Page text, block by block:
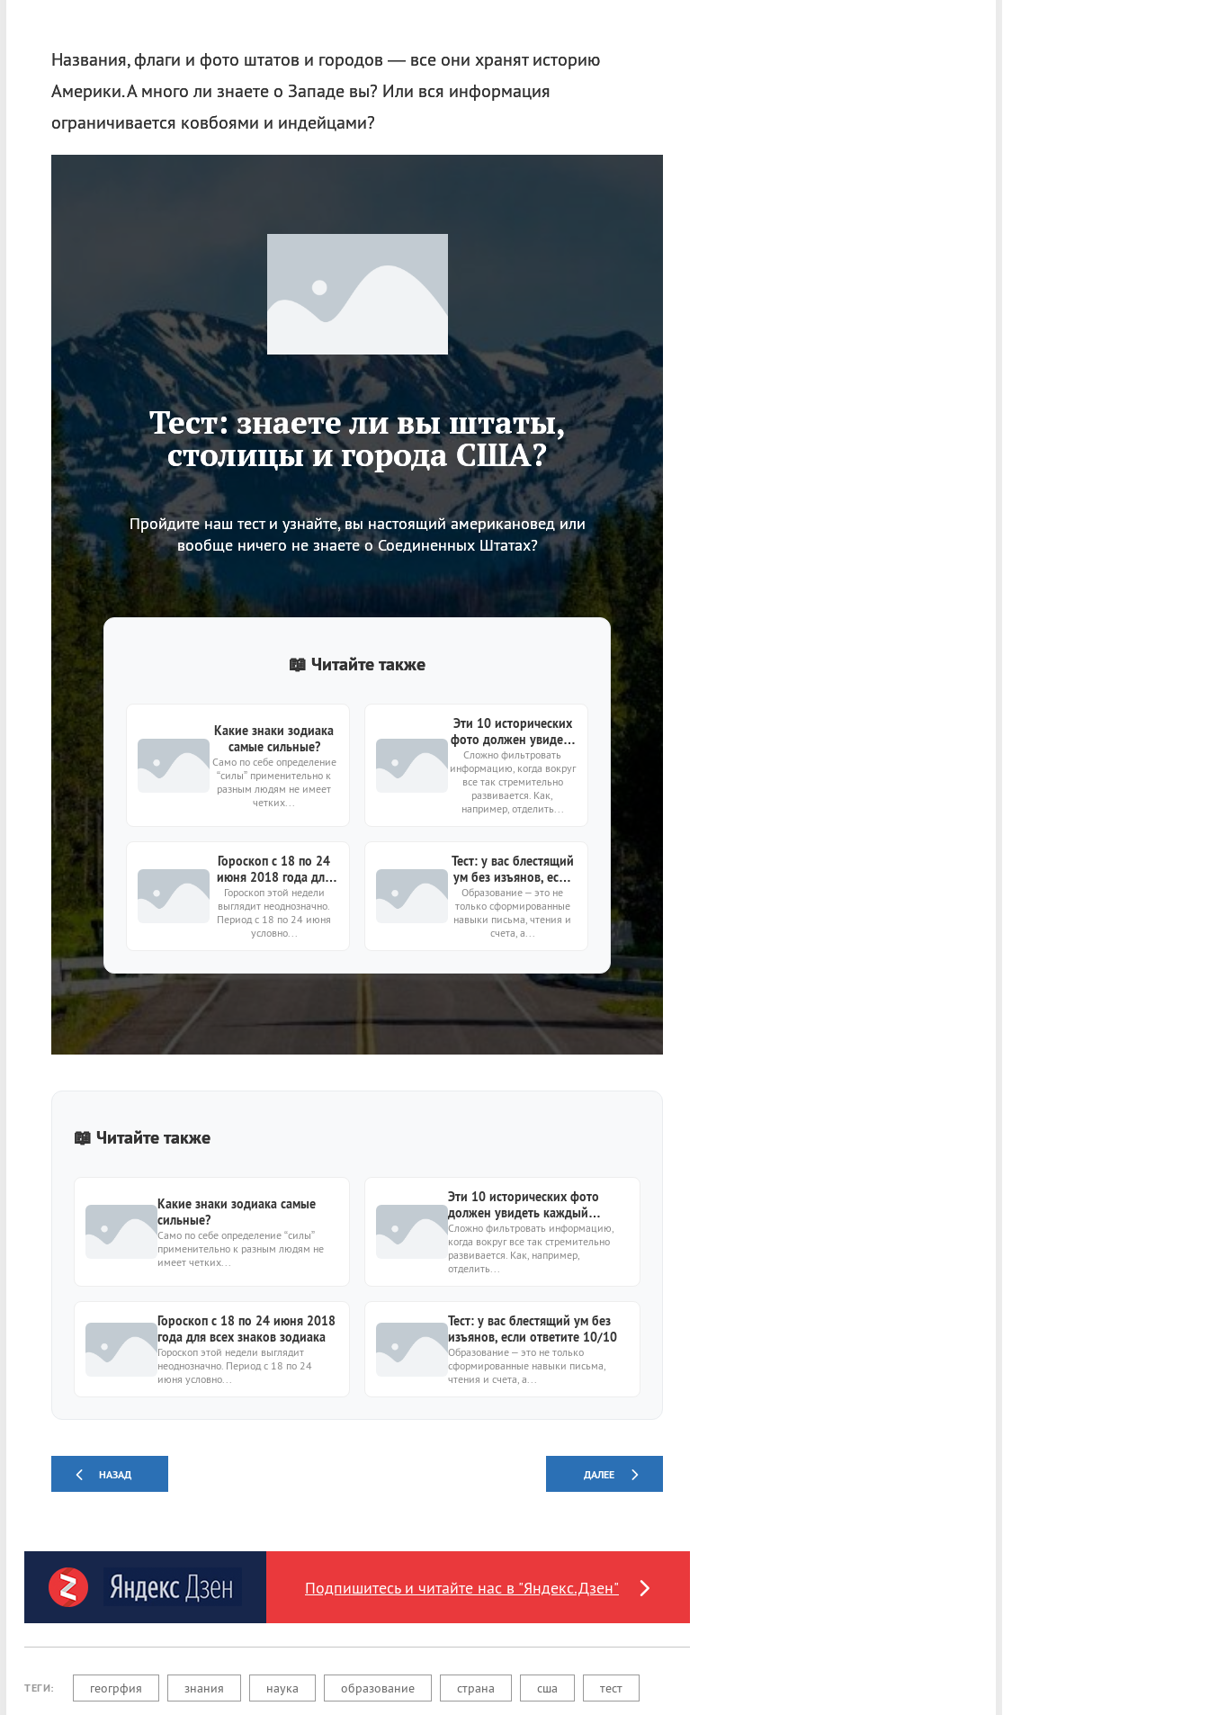
Названия, флаги и фото штатов и городов — все они хранят историю
Америки. А много ли знаете о Западе вы? Или вся информация
ограничивается ковбоями и индейцами?
Тест: знаете ли вы штаты,
столицы и города США?
Пройдите наш тест и узнайте, вы настоящий американовед или
вообще ничего не знаете о Соединенных Штатах?
📖 Читайте также
Какие знаки зодиака
самые сильные?
Само по себе определение
“силы” применительно к
разным людям не имеет
четких...
Эти 10 исторических
фото должен увидеть
каждый
образованный
человек
Сложно фильтровать
информацию, когда вокруг
все так стремительно
развивается. Как,
например, отделить...
Гороскоп с 18 по 24
июня 2018 года для
всех знаков зодиака
Гороскоп этой недели
выглядит неоднозначно.
Период с 18 по 24 июня
условно...
Тест: у вас блестящий
ум без изъянов, если
ответите 10/10
Образование – это не
только сформированные
навыки письма, чтения и
счета, а...
📖 Читайте также
Какие знаки зодиака самые
сильные?
Само по себе определение “силы”
применительно к разным людям не
имеет четких...
Эти 10 исторических фото
должен увидеть каждый
образованный человек
Сложно фильтровать информацию,
когда вокруг все так стремительно
развивается. Как, например,
отделить...
Гороскоп с 18 по 24 июня 2018
года для всех знаков зодиака
Гороскоп этой недели выглядит
неоднозначно. Период с 18 по 24
июня условно...
Тест: у вас блестящий ум без
изъянов, если ответите 10/10
Образование – это не только
сформированные навыки письма,
чтения и счета, а...
НАЗАД ДАЛЕЕ
Подпишитесь и читайте нас в "Яндекс.Дзен"
ТЕГИ: геогрфия знания наука образование страна сша тест